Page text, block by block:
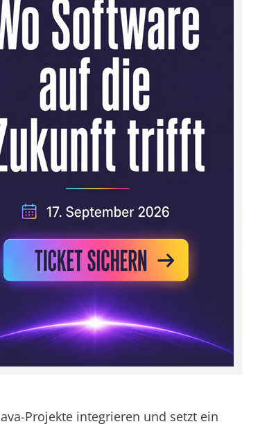
Projekte integrieren und setzt ein